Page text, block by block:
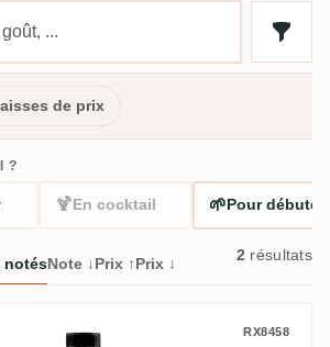
de prix
?
🍹En cocktail 🌱Pour débuter
notésNote ↓Prix ↑Prix ↓ 2 résultats
Club The NectarRX8458